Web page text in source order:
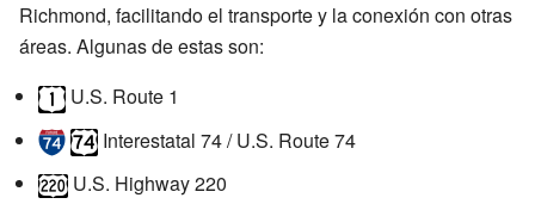
Richmond, facilitando el transporte y la conexión con otras
áreas. Algunas de estas son:
U.S. Route 1
Interestatal 74 / U.S. Route 74
U.S. Highway 220